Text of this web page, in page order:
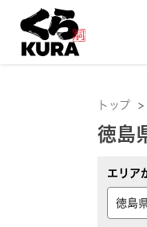
トップ >
徳島
エリア